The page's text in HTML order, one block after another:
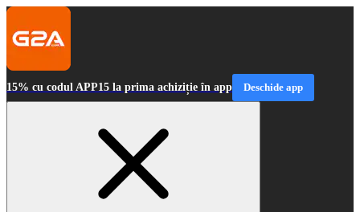
15% cu codul APP15 la prima achiziție în app Deschide app